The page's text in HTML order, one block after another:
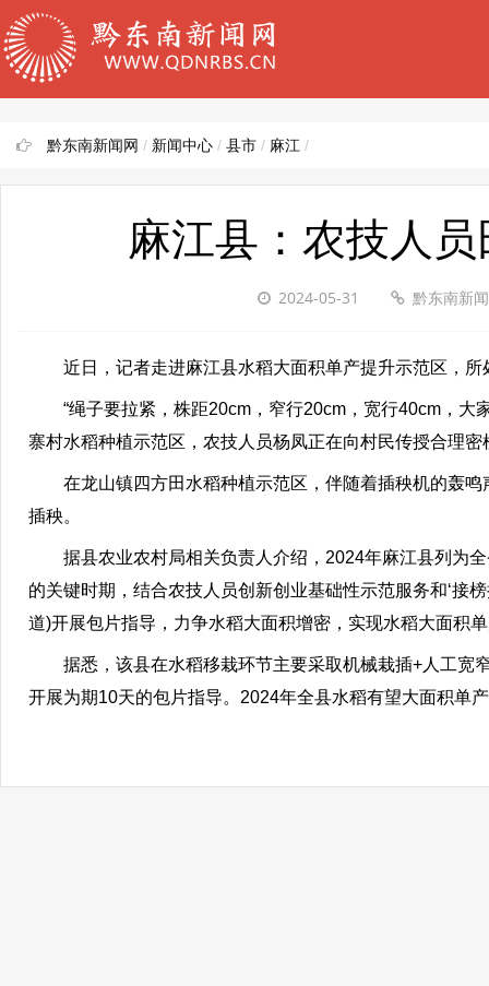
黔东南新闻网 / 新闻中心 / 县市 / 麻江 /
麻江县：农技人员
2024-05-31 黔东南新
近日，记者走进麻江县水稻大面积单产提升示范区，所
“绳子要拉紧，株距20cm，窄行20cm，宽行40cm，大
寨村水稻种植示范区，农技人员杨凤正在向村民传授合理密
在龙山镇四方田水稻种植示范区，伴随着插秧机的轰鸣
插秧。
据县农业农村局相关负责人介绍，2024年麻江县列为全
的关键时期，结合农技人员创新创业基础性示范服务和‘接
道)开展包片指导，力争水稻大面积增密，实现水稻大面积
据悉，该县在水稻移栽环节主要采取机械栽插+人工宽
开展为期10天的包片指导。2024年全县水稻有望大面积单